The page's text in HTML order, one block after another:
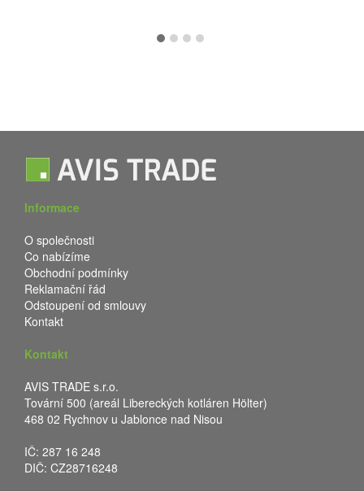
Informace
O společnosti
Co nabízíme
Obchodní podmínky
Reklamační řád
Odstoupení od smlouvy
Kontakt
Kontakt
AVIS TRADE s.r.o.
Tovární 500 (areál Libereckých kotláren Hölter)
468 02 Rychnov u Jablonce nad Nisou
IČ: 287 16 248
DIČ: CZ28716248